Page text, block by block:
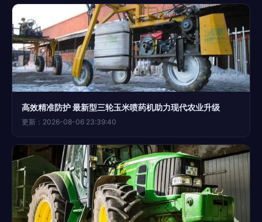
高效精准防护 最新型三轮玉米喷药机助力现代农业升级
更新：2026-08-06 23:39:40